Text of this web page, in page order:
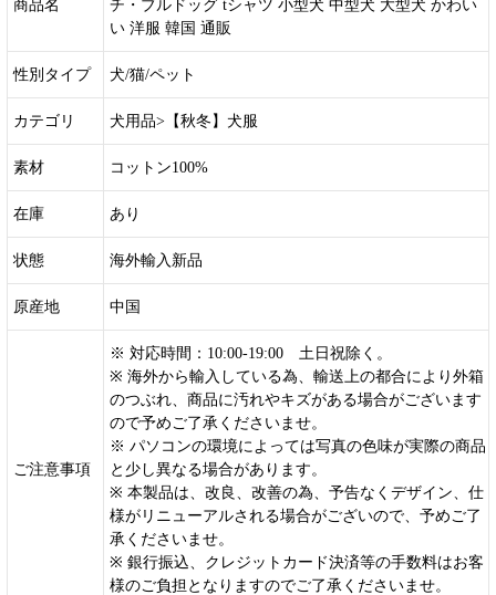
商品名
チ・ブルドッグ tシャツ 小型犬 中型犬 大型犬 かわい
い 洋服 韓国 通販
性別タイプ 犬/猫/ペット
カテゴリ 犬用品>【秋冬】犬服
素材 コットン100%
在庫 あり
状態 海外輸入新品
原産地 中国
ご注意事項
※ 対応時間：10:00-19:00 土日祝除く。
※ 海外から輸入している為、輸送上の都合により外箱
のつぶれ、商品に汚れやキズがある場合がございます
ので予めご了承くださいませ。
※ パソコンの環境によっては写真の色味が実際の商品
と少し異なる場合があります。
※ 本製品は、改良、改善の為、予告なくデザイン、仕
様がリニューアルされる場合がございので、予めご了
承くださいませ。
※ 銀行振込、クレジットカード決済等の手数料はお客
様のご負担となりますのでご了承くださいませ。